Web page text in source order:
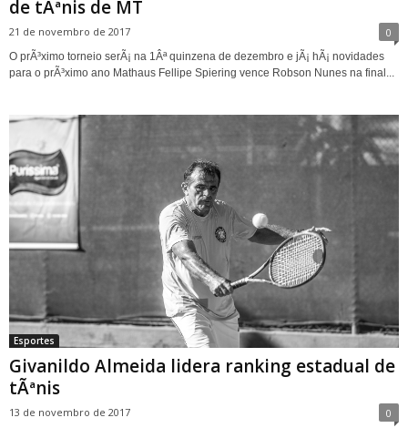
de tÃªnis de MT
21 de novembro de 2017 0
O prÃ³ximo torneio serÃ¡ na 1Âª quinzena de dezembro e jÃ¡ hÃ¡ novidades
para o prÃ³ximo ano Mathaus Fellipe Spiering vence Robson Nunes na final...
Esportes
Givanildo Almeida lidera ranking estadual de
tÃªnis
13 de novembro de 2017 0